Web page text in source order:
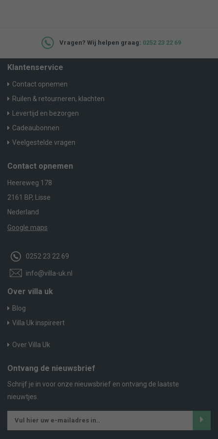
Vragen? Wij helpen graag: 0252 23 22 69
Klantenservice
Contact opnemen
Ruilen & retourneren, klachten
Levertijd en bezorgen
Cadeaubonnen
Veelgestelde vragen
Contact opnemen
Heereweg 178
2161 BP, Lisse
Nederland
Google maps
0252 23 22 69
info@villa-uk.nl
Over villa uk
Blog
Villa Uk inspireert
Over Villa Uk
Ontvang de nieuwsbrief
Schrijf je in voor onze nieuwsbrief en ontvang de laatste
nieuwtjes.